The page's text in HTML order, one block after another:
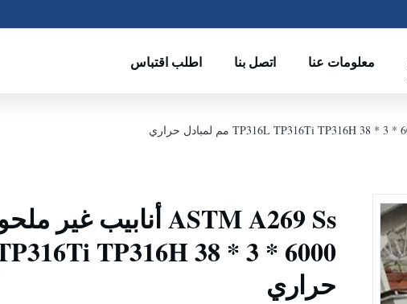
معلومات عنا اتصل بنا اطلب اقتباس
حراري